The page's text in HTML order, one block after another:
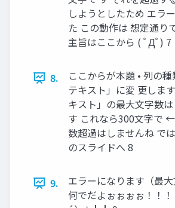
しようとしたため エラ
た この動作は 想定通り
主旨はここから ( ﾟДﾟ) 7
8.
ここからが本題 • 列の
テキスト」に変 更しま
キスト」の最大文字数
す これなら300文字で
数超過はしませんね で
のスライドへ 8
9.
エラーになります（最大
何でだよぉぉぉぉ！！